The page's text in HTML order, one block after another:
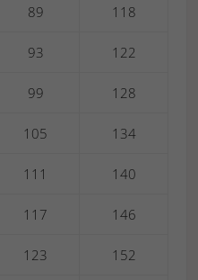
89 118
93 122
99 128
105 134
111 140
117 146
123 152